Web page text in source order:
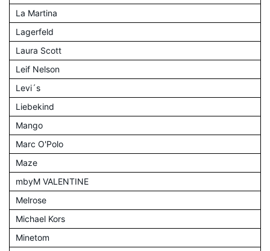
La Martina
Lagerfeld
Laura Scott
Leif Nelson
Levi´s
Liebekind
Mango
Marc O'Polo
Maze
mbyM VALENTINE
Melrose
Michael Kors
Minetom